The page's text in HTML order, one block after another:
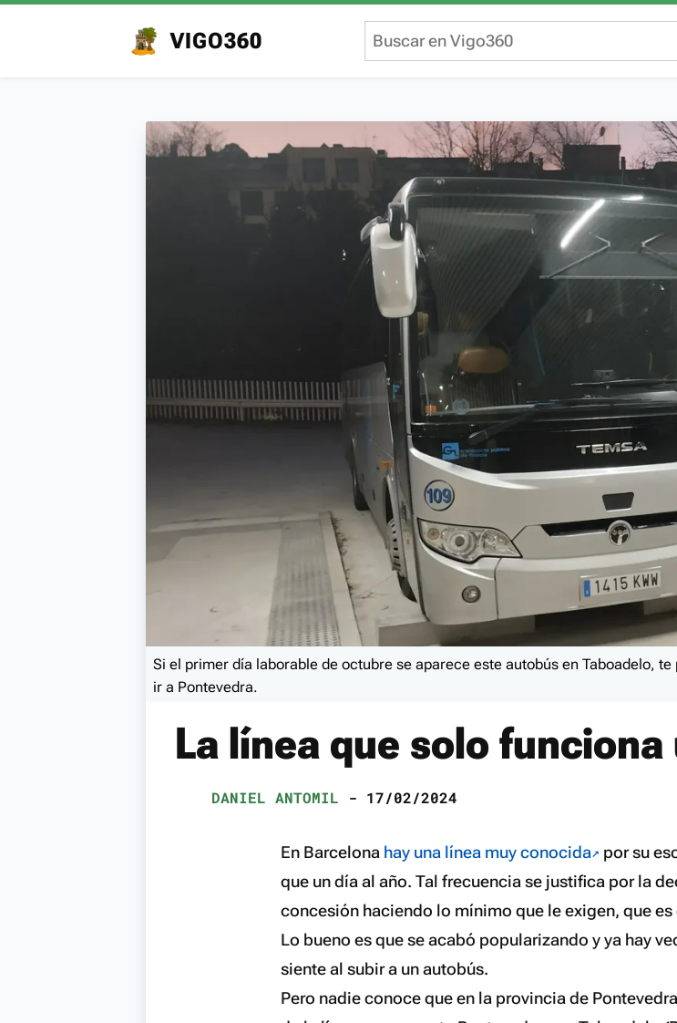
VIGO360
Si el primer día laborable de octubre se aparece este autobús en Taboadelo,
ir a Pontevedra.
La línea que solo funciona
DANIEL ANTOMIL - 17/02/2024
En Barcelona hay una línea muy conocida
por su
que un día al año. Tal frecuencia se justifica por la
concesión haciendo lo mínimo que le exigen, que es
Lo bueno es que se acabó popularizando y ya hay
siente al subir a un autobús.
Pero nadie conoce que en la provincia de